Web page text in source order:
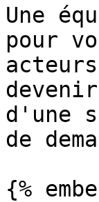
Une
pour
d'une
de
{%